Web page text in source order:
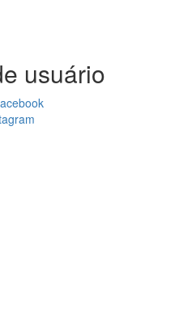
usuário